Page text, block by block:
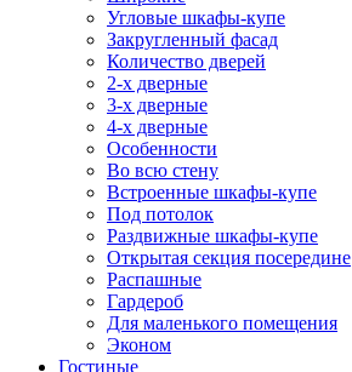
Угловые шкафы-купе
Закругленный фасад
Количество дверей
2-х дверные
3-х дверные
4-х дверные
Особенности
Во всю стену
Встроенные шкафы-купе
Под потолок
Раздвижные шкафы-купе
Открытая секция посередине
Распашные
Гардероб
Для маленького помещения
Эконом
Гостиные